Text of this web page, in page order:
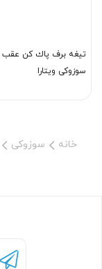
تیغه برف پاك كن عقب
سوزوکی ویتارا
خانه سوزوکی